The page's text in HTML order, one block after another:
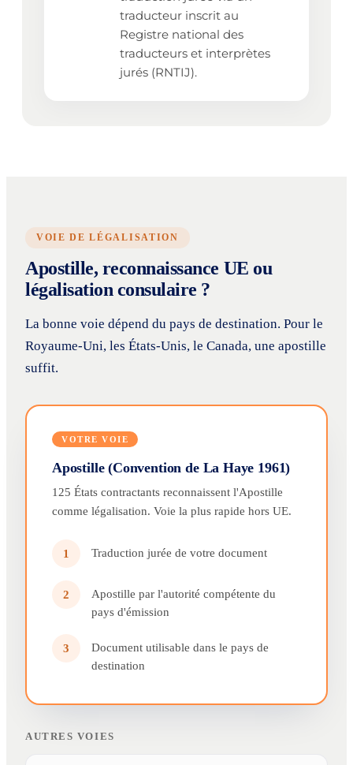
traducteur inscrit au
Registre national des
traducteurs et interprètes
jurés (RNTIJ).
VOIE DE LÉGALISATION
Apostille, reconnaissance UE ou
légalisation consulaire ?
La bonne voie dépend du pays de destination. Pour le
Royaume-Uni, les États-Unis, le Canada, une apostille
suffit.
VOTRE VOIE
Apostille (Convention de La Haye 1961)
125 États contractants reconnaissent l'Apostille
comme légalisation. Voie la plus rapide hors UE.
1 Traduction jurée de votre document
2
Apostille par l'autorité compétente du
pays d'émission
3
Document utilisable dans le pays de
destination
AUTRES VOIES